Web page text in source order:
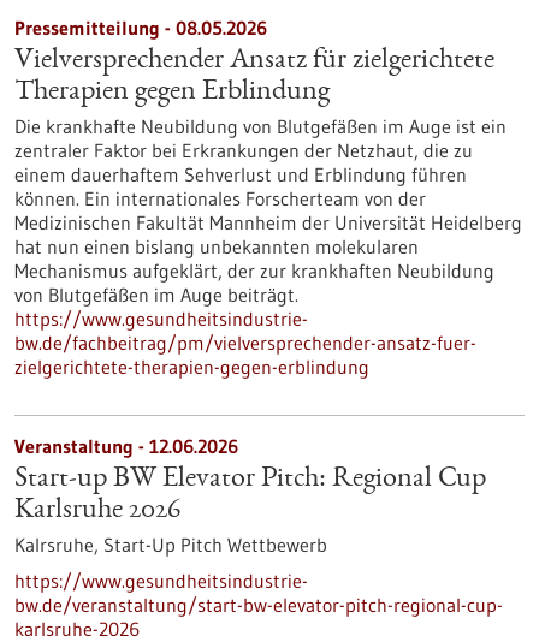
Pressemitteilung - 08.05.2026
Vielversprechender Ansatz für zielgerichtete
Therapien gegen Erblindung
Die krankhafte Neubildung von Blutgefäßen im Auge ist ein
zentraler Faktor bei Erkrankungen der Netzhaut, die zu
einem dauerhaftem Sehverlust und Erblindung führen
können. Ein internationales Forscherteam von der
Medizinischen Fakultät Mannheim der Universität Heidelberg
hat nun einen bislang unbekannten molekularen
Mechanismus aufgeklärt, der zur krankhaften Neubildung
von Blutgefäßen im Auge beiträgt.
https://www.gesundheitsindustrie-
bw.de/fachbeitrag/pm/vielversprechender-ansatz-fuer-
zielgerichtete-therapien-gegen-erblindung
Veranstaltung - 12.06.2026
Start-up BW Elevator Pitch: Regional Cup
Karlsruhe 2026
Kalrsruhe, Start-Up Pitch Wettbewerb
https://www.gesundheitsindustrie-
bw.de/veranstaltung/start-bw-elevator-pitch-regional-cup-
karlsruhe-2026